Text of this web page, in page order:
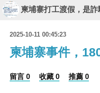
柬埔寨打工渡假，是詐
2025-10-11 00:45:23
柬埔寨事件，
留言 0 收藏 0 推薦 0